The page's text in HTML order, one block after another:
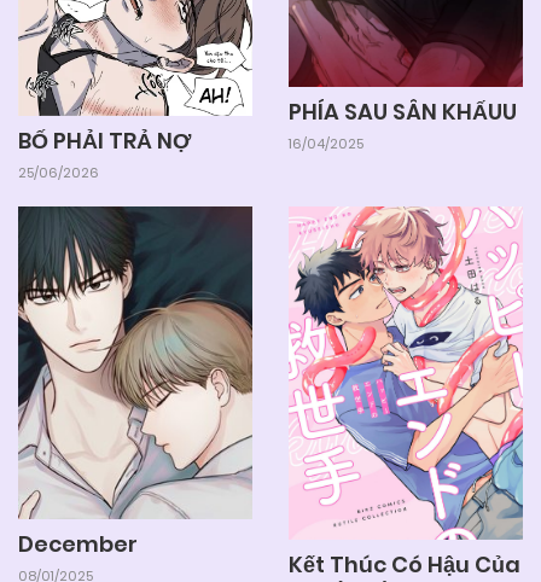
BỐ PHẢI TRẢ NỢ
25/06/2026
PHÍA SAU SÂN KHẤUU
16/04/2025
December
08/01/2025
Kết Thúc Có Hậu Của